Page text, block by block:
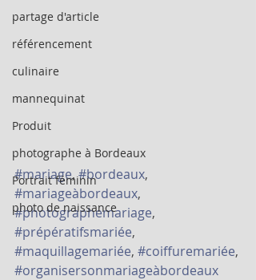
partage d'article
référencement
culinaire
mannequinat
Produit
photographe à Bordeaux
Portrait féminin
photo de naissance
#mariage, #bordeaux,
#mariageàbordeaux,
#photographemariage,
#prépératifsmariée,
#maquillagemariée, #coiffuremariée,
#organisersonmariageàbordeaux